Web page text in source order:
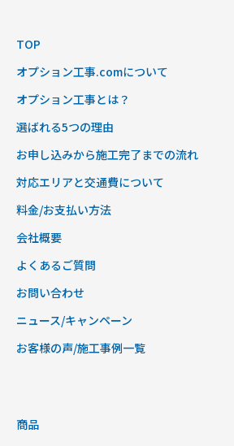
TOP
オプション工事.comについて
オプション工事とは？
選ばれる5つの理由
お申し込みから施工完了までの流れ
対応エリアと交通費について
料金/お支払い方法
会社概要
よくあるご質問
お問い合わせ
ニュース/キャンペーン
お客様の声/施工事例一覧
商品